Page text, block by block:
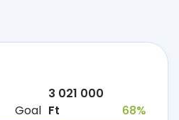
Goal
3 021 000
Ft
68%